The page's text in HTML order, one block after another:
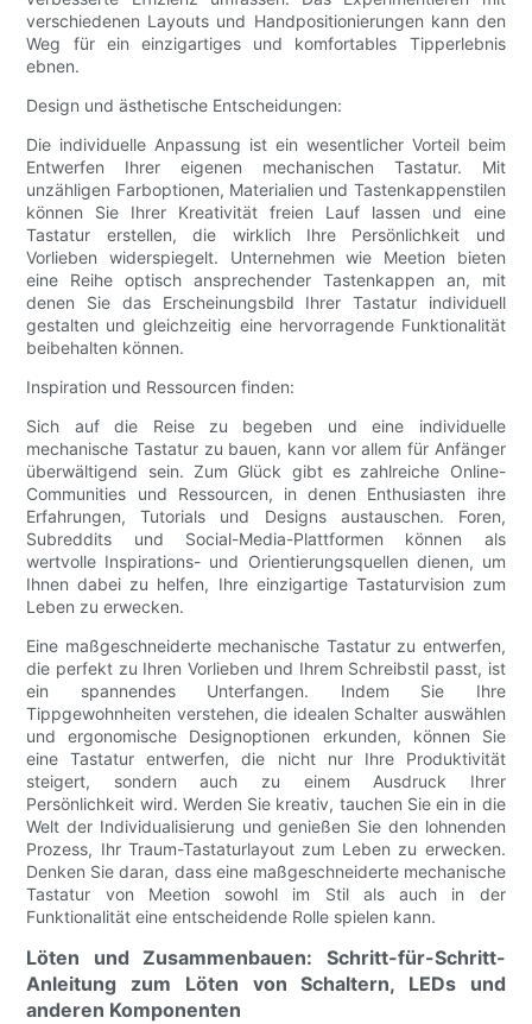
verschiedenen Layouts und Handpositionierungen kann den
Weg für ein einzigartiges und komfortables Tipperlebnis
ebnen.
Design und ästhetische Entscheidungen:
Die individuelle Anpassung ist ein wesentlicher Vorteil beim
Entwerfen Ihrer eigenen mechanischen Tastatur. Mit
unzähligen Farboptionen, Materialien und Tastenkappenstilen
können Sie Ihrer Kreativität freien Lauf lassen und eine
Tastatur erstellen, die wirklich Ihre Persönlichkeit und
Vorlieben widerspiegelt. Unternehmen wie Meetion bieten
eine Reihe optisch ansprechender Tastenkappen an, mit
denen Sie das Erscheinungsbild Ihrer Tastatur individuell
gestalten und gleichzeitig eine hervorragende Funktionalität
beibehalten können.
Inspiration und Ressourcen finden:
Sich auf die Reise zu begeben und eine individuelle
mechanische Tastatur zu bauen, kann vor allem für Anfänger
überwältigend sein. Zum Glück gibt es zahlreiche Online-
Communities und Ressourcen, in denen Enthusiasten ihre
Erfahrungen, Tutorials und Designs austauschen. Foren,
Subreddits und Social-Media-Plattformen können als
wertvolle Inspirations- und Orientierungsquellen dienen, um
Ihnen dabei zu helfen, Ihre einzigartige Tastaturvision zum
Leben zu erwecken.
Eine maßgeschneiderte mechanische Tastatur zu entwerfen,
die perfekt zu Ihren Vorlieben und Ihrem Schreibstil passt, ist
ein spannendes Unterfangen. Indem Sie Ihre
Tippgewohnheiten verstehen, die idealen Schalter auswählen
und ergonomische Designoptionen erkunden, können Sie
eine Tastatur entwerfen, die nicht nur Ihre Produktivität
steigert, sondern auch zu einem Ausdruck Ihrer
Persönlichkeit wird. Werden Sie kreativ, tauchen Sie ein in die
Welt der Individualisierung und genießen Sie den lohnenden
Prozess, Ihr Traum-Tastaturlayout zum Leben zu erwecken.
Denken Sie daran, dass eine maßgeschneiderte mechanische
Tastatur von Meetion sowohl im Stil als auch in der
Funktionalität eine entscheidende Rolle spielen kann.
Löten und Zusammenbauen: Schritt-für-Schritt-
Anleitung zum Löten von Schaltern, LEDs und
anderen Komponenten